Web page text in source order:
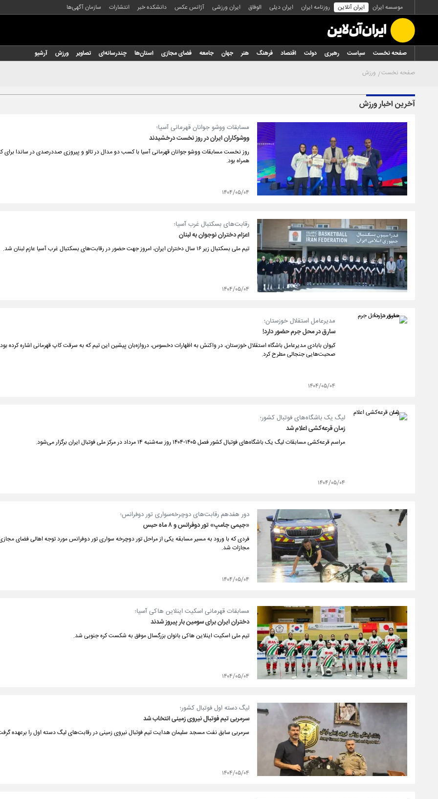
موسسه ایران ایران آنلاین روزنامه ایران ایران دیلی الوفاق ایران ورزشی آژانس عکس دانشکده خبر انتشارات سازمان آگهی‌ها
صفحه نخست سیاست رهبری دولت اقتصاد فرهنگ هنر جهان جامعه فضای مجازی استان‌ها چندرسانه‌ای تصاویر ورزش
آرشیو
صفحه نخست ورزش
آخرین اخبار ورزش
مسابقات ووشو جوانان قهرمانی آسیا؛
ووشوکاران ایران در روز نخست درخشیدند
روز نخست مسابقات ووشو جوانان قهرمانی آسیا با کسب دو مدال در تالو و پیروزی صددرصدی در ساندا برای
همراه بود.
۱۴۰۴/۰۵/۰۴
رقابت‌های بسکتبال غرب آسیا؛
اعزام دختران نوجوان به لبنان
تیم ملی بسکتبال زیر ۱۶ سال دختران ایران، امروز جهت حضور در رقابت‌های بسکتبال غرب آسیا عازم لبنان شد.
۱۴۰۴/۰۵/۰۴
مدیرعامل استقلال خوزستان؛
سارق در محل جرم حضور دارد!
کیوان بابادی مدیرعامل باشگاه استقلال خوزستان، در واکنش به اظهارات دخسوس، دروازه‌بان پیشین این تیم که به سرقت کاپ قهرمانی اشاره کرده
صحبت‌هایی جنجالی مطرح کرد.
۱۴۰۴/۰۵/۰۴
لیگ یک باشگاه‌های فوتبال کشور؛
زمان قرعه‌کشی اعلام شد
مراسم قرعه‌کشی مسابقات لیگ یک باشگاه‌های فوتبال کشور فصل ۱۴۰۵-۱۴۰۴ روز سه‌شنبه ۱۴ مرداد در مرکز ملی فوتبال ایران برگزار می‌شود.
۱۴۰۴/۰۵/۰۴
دور هفدهم رقابت‌‌های دوچرخه‌سواری تور دوفرانس؛
«جیمی جامپ» تور دوفرانس و ۸ ماه حبس
فردی که با ورود به مسیر مسابقه یکی از مراحل تور دوچرخه سواری تور دوفرانس مورد توجه اهالی فضای
مجازات شد.
۱۴۰۴/۰۵/۰۴
مسابقات قهرمانی اسکیت اینلاین هاکی آسیا؛
دختران ایران برای سومین بار پیروز شدند
تیم ملی اسکیت اینلاین هاکی بانوان بزرگسال موفق به شکست کره جنوبی شد.
۱۴۰۴/۰۵/۰۴
لیگ دسته اول فوتبال کشور؛
سرمربی تیم فوتبال نیروی زمینی انتخاب شد
سرمربی سابق نفت مسجد سلیمان هدایت تیم فوتبال نیروی زمینی در رقابت‌های لیگ دسته اول را برعهده
۱۴۰۴/۰۵/۰۴